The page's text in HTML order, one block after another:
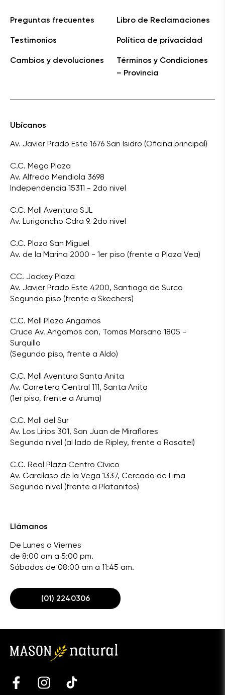
Preguntas frecuentes
Testimonios
Cambios y devoluciones
Libro de Reclamaciones
Política de privacidad
Términos y Condiciones
– Provincia
Ubícanos
Av. Javier Prado Este 1676 San Isidro (Oficina principal)
C.C. Mega Plaza
Av. Alfredo Mendiola 3698
Independencia 15311 - 2do nivel
C.C. Mall Aventura SJL
Av. Lurigancho Cdra 9. 2do nivel
C.C. Plaza San Miguel
Av. de la Marina 2000 - 1er piso (frente a Plaza Vea)
CC. Jockey Plaza
Av. Javier Prado Este 4200, Santiago de Surco
Segundo piso (frente a Skechers)
C.C. Mall Plaza Angamos
Cruce Av. Angamos con, Tomas Marsano 1805 -
Surquillo
(Segundo piso, frente a Aldo)
C.C. Mall Aventura Santa Anita
Av. Carretera Central 111, Santa Anita
(1er piso, frente a Aruma)
C.C. Mall del Sur
Av. Los Lirios 301, San Juan de Miraflores
Segundo nivel (al lado de Ripley, frente a Rosatel)
C.C. Real Plaza Centro Cívico
Av. Garcilaso de la Vega 1337, Cercado de Lima
Segundo nivel (frente a Platanitos)
Llámanos
De Lunes a Viernes
de 8:00 am a 5:00 pm.
Sábados de 08:00 am a 11:45 am.
(01) 2240306